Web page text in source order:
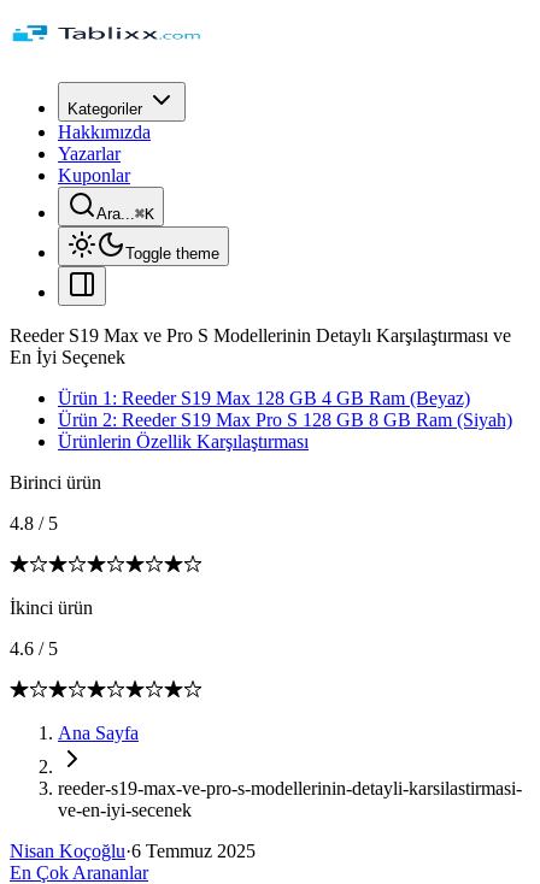
Kategoriler
Hakkımızda
Yazarlar
Kuponlar
Ara...⌘K
Toggle theme
Reeder S19 Max ve Pro S Modellerinin Detaylı Karşılaştırması ve
En İyi Seçenek
Ürün 1: Reeder S19 Max 128 GB 4 GB Ram (Beyaz)
Ürün 2: Reeder S19 Max Pro S 128 GB 8 GB Ram (Siyah)
Ürünlerin Özellik Karşılaştırması
Birinci ürün
4.8 / 5
İkinci ürün
4.6 / 5
Ana Sayfa
reeder-s19-max-ve-pro-s-modellerinin-detayli-karsilastirmasi-
ve-en-iyi-secenek
Nisan Koçoğlu·6 Temmuz 2025
En Çok Arananlar